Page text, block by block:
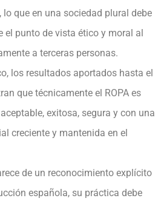
lo que en una sociedad plural debe
el punto de vista ético y moral al
a terceras personas.
los resultados aportados hasta el
que técnicamente el ROPA es
exitosa, segura y con una
creciente y mantenida en el
de un reconocimiento explícito
española, su práctica debe